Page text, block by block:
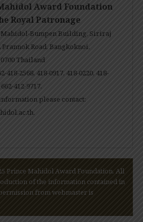
Award Foundation
Royal Patronage
Mahidol-Bumpen Building, Siriraj
Road, Bangkoknoi,
Thailand
418-2568, 418-0917, 418-0220, 418-
412-9717.
please contact:
.
Prince Mahidol Award Foundation. All
of the information contained in
from webmaster is